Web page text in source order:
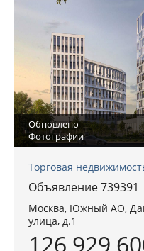
Обновлено
Фотографии
Торговая
Объявление 739391
Москва, Южный АО,
улица, д.1
126 929